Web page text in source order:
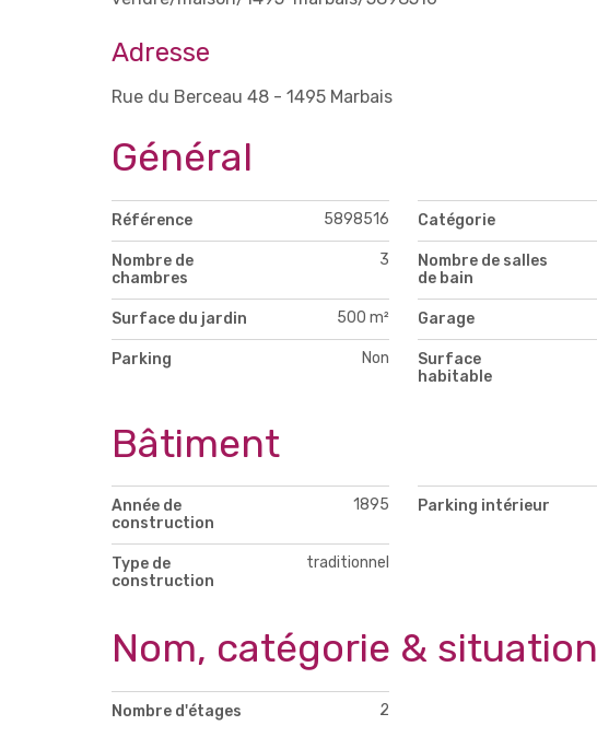
Adresse
Rue du Berceau 48 - 1495 Marbais
Général
Référence 5898516 Catégorie
Nombre de
chambres
3
Nombre de salles
de bain
Surface du jardin 500 m² Garage
Parking Non
Surface
habitable
Bâtiment
Année de
construction
1895 Parking intérieur
Type de
construction
traditionnel
Nom, catégorie & situation
Nombre d'étages 2